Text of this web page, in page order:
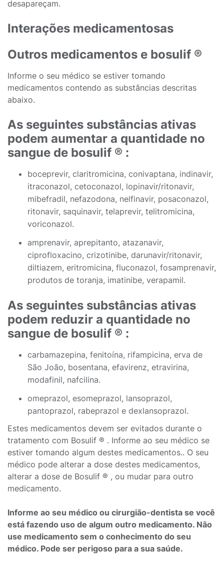
desapareçam.
Interações medicamentosas
Outros medicamentos e bosulif ®
Informe o seu médico se estiver tomando
medicamentos contendo as substâncias descritas
abaixo.
As seguintes substâncias ativas
podem aumentar a quantidade no
sangue de bosulif ® :
boceprevir, claritromicina, conivaptana, indinavir,
itraconazol, cetoconazol, lopinavir/ritonavir,
mibefradil, nefazodona, nelfinavir, posaconazol,
ritonavir, saquinavir, telaprevir, telitromicina,
voriconazol.
amprenavir, aprepitanto, atazanavir,
ciprofloxacino, crizotinibe, darunavir/ritonavir,
diltiazem, eritromicina, fluconazol, fosamprenavir,
produtos de toranja, imatinibe, verapamil.
As seguintes substâncias ativas
podem reduzir a quantidade no
sangue de bosulif ® :
carbamazepina, fenitoína, rifampicina, erva de
São João, bosentana, efavirenz, etravirina,
modafinil, nafcilina.
omeprazol, esomeprazol, lansoprazol,
pantoprazol, rabeprazol e dexlansoprazol.
Estes medicamentos devem ser evitados durante o
tratamento com Bosulif ® . Informe ao seu médico se
estiver tomando algum destes medicamentos.. O seu
médico pode alterar a dose destes medicamentos,
alterar a dose de Bosulif ® , ou mudar para outro
medicamento.
Informe ao seu médico ou cirurgião-dentista se você
está fazendo uso de algum outro medicamento. Não
use medicamento sem o conhecimento do seu
médico. Pode ser perigoso para a sua saúde.